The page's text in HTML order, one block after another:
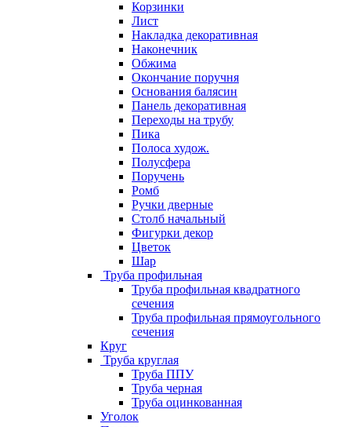
Корзинки
Лист
Накладка декоративная
Наконечник
Обжима
Окончание поручня
Основания балясин
Панель декоративная
Переходы на трубу
Пика
Полоса худож.
Полусфера
Поручень
Ромб
Ручки дверные
Столб начальный
Фигурки декор
Цветок
Шар
Труба профильная
Труба профильная квадратного
сечения
Труба профильная прямоугольного
сечения
Круг
Труба круглая
Труба ППУ
Труба черная
Труба оцинкованная
Уголок